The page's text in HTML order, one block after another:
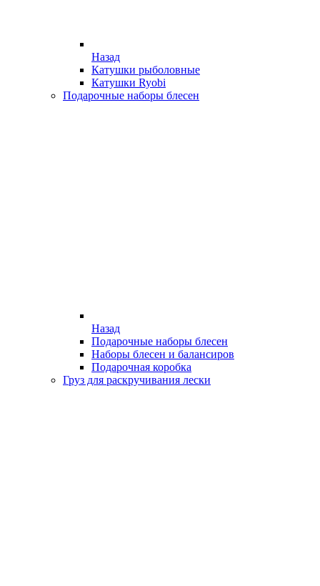
Назад
Катушки рыболовные
Катушки Ryobi
Подарочные наборы блесен
Назад
Подарочные наборы блесен
Наборы блесен и балансиров
Подарочная коробка
Груз для раскручивания лески